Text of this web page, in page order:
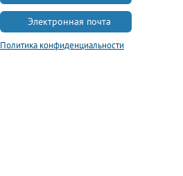
Электронная почта
Политика конфиденциальности